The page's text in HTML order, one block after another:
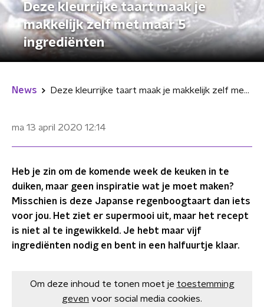
Deze kleurrijke taart maak je
makkelijk zelf met maar 5
ingrediënten
News Deze kleurrijke taart maak je makkelijk zelf met maar 5 ingrediënten
ma 13 april 2020 12:14
Heb je zin om de komende week de keuken in te
duiken, maar geen inspiratie wat je moet maken?
Misschien is deze Japanse regenboogtaart dan iets
voor jou. Het ziet er supermooi uit, maar het recept
is niet al te ingewikkeld. Je hebt maar vijf
ingrediënten nodig en bent in een halfuurtje klaar.
Om deze inhoud te tonen moet je toestemming
geven voor social media cookies.